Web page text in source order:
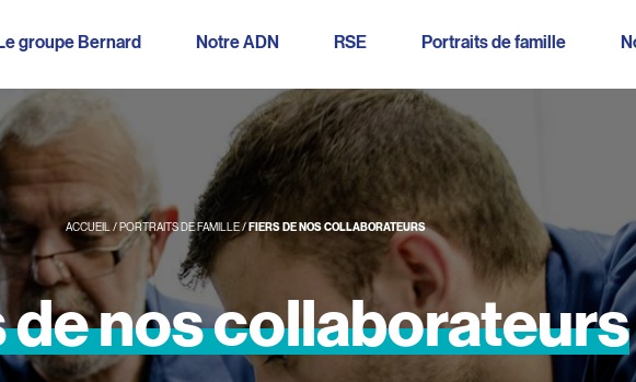
groupe Bernard Notre ADN RSE Portraits de famille
ACCUEIL / PORTRAITS DE FAMILLE/FIERS DE NOS COLLABORATEURS
denoscollaborateurs